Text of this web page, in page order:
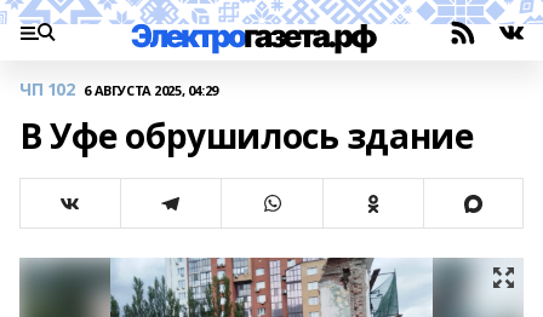
ЧП 102 6 АВГУСТА 2025, 04:29
В Уфе обрушилось здание